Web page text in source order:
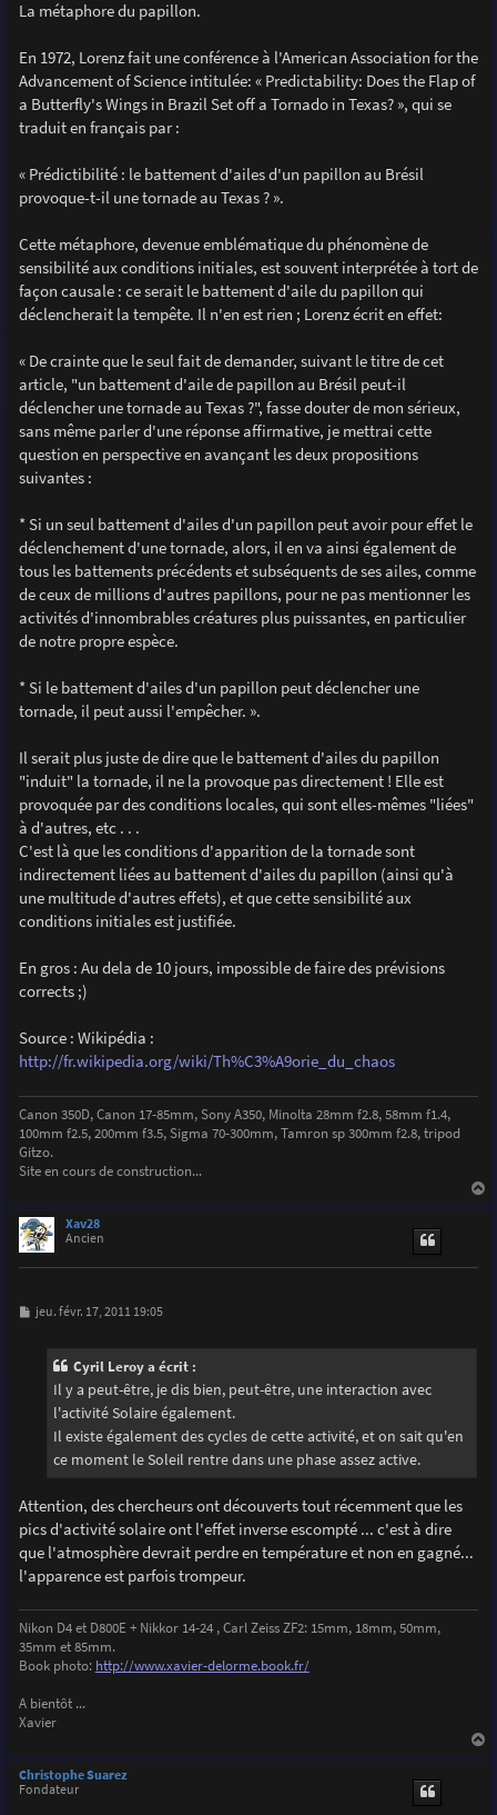
La métaphore du papillon.
En 1972, Lorenz fait une conférence à l'American Association for the
Advancement of Science intitulée: « Predictability: Does the Flap of
a Butterfly's Wings in Brazil Set off a Tornado in Texas? », qui se
traduit en français par :
« Prédictibilité : le battement d'ailes d'un papillon au Brésil
provoque-t-il une tornade au Texas ? ».
Cette métaphore, devenue emblématique du phénomène de
sensibilité aux conditions initiales, est souvent interprétée à tort de
façon causale : ce serait le battement d'aile du papillon qui
déclencherait la tempête. Il n'en est rien ; Lorenz écrit en effet:
« De crainte que le seul fait de demander, suivant le titre de cet
article, "un battement d'aile de papillon au Brésil peut-il
déclencher une tornade au Texas ?", fasse douter de mon sérieux,
sans même parler d'une réponse affirmative, je mettrai cette
question en perspective en avançant les deux propositions
suivantes :
* Si un seul battement d'ailes d'un papillon peut avoir pour effet le
déclenchement d'une tornade, alors, il en va ainsi également de
tous les battements précédents et subséquents de ses ailes, comme
de ceux de millions d'autres papillons, pour ne pas mentionner les
activités d'innombrables créatures plus puissantes, en particulier
de notre propre espèce.
* Si le battement d'ailes d'un papillon peut déclencher une
tornade, il peut aussi l'empêcher. ».
Il serait plus juste de dire que le battement d'ailes du papillon
"induit" la tornade, il ne la provoque pas directement ! Elle est
provoquée par des conditions locales, qui sont elles-mêmes "liées"
à d'autres, etc . . .
C'est là que les conditions d'apparition de la tornade sont
indirectement liées au battement d'ailes du papillon (ainsi qu'à
une multitude d'autres effets), et que cette sensibilité aux
conditions initiales est justifiée.
En gros : Au dela de 10 jours, impossible de faire des prévisions
corrects ;)
Source : Wikipédia :
http://fr.wikipedia.org/wiki/Th%C3%A9orie_du_chaos
Canon 350D, Canon 17-85mm, Sony A350, Minolta 28mm f2.8, 58mm f1.4,
100mm f2.5, 200mm f3.5, Sigma 70-300mm, Tamron sp 300mm f2.8, tripod
Gitzo.
Site en cours de construction...
Xav28
Ancien
M
jeu. févr. 17, 2011 19:05
Cyril Leroy a écrit :
Il y a peut-être, je dis bien, peut-être, une interaction avec
l'activité Solaire également.
Il existe également des cycles de cette activité, et on sait qu'en
ce moment le Soleil rentre dans une phase assez active.
Attention, des chercheurs ont découverts tout récemment que les
pics d'activité solaire ont l'effet inverse escompté ... c'est à dire
que l'atmosphère devrait perdre en température et non en gagné...
l'apparence est parfois trompeur.
Nikon D4 et D800E + Nikkor 14-24 , Carl Zeiss ZF2: 15mm, 18mm, 50mm,
35mm et 85mm.
Book photo: http://www.xavier-delorme.book.fr/
A bientôt ...
Xavier
Christophe Suarez
Fondateur